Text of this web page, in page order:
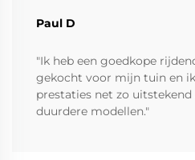
Paul D
"Ik heb een goedkope
gekocht voor mijn tuin en
prestaties net zo uitstekend
duurdere modellen."